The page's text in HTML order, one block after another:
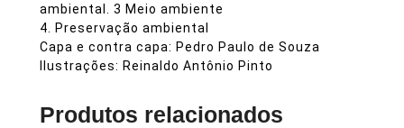
ambiental. 3 Meio ambiente
4. Preservação ambiental
Capa e contra capa: Pedro Paulo de Souza
Ilustrações: Reinaldo Antônio Pinto
Produtos relacionados